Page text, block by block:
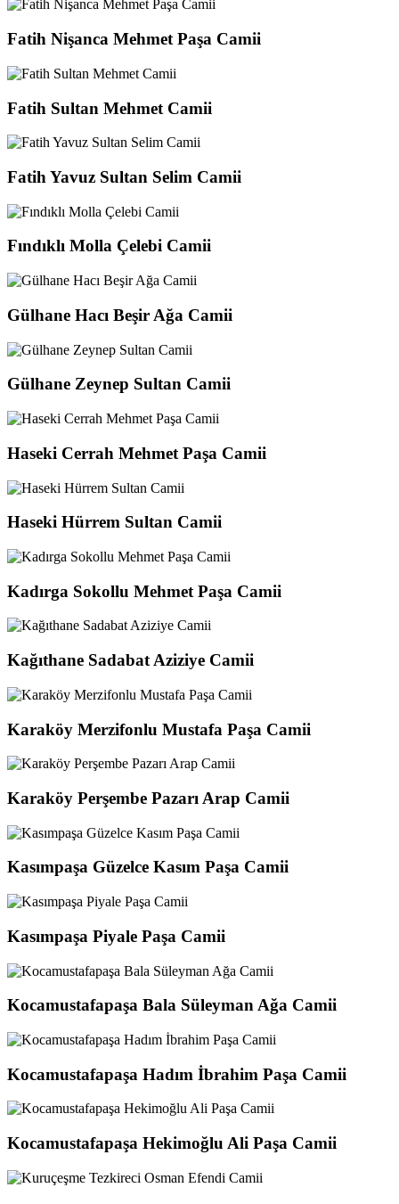
Fatih Nişanca Mehmet Paşa Camii
Fatih Sultan Mehmet Camii
Fatih Yavuz Sultan Selim Camii
Fındıklı Molla Çelebi Camii
Gülhane Hacı Beşir Ağa Camii
Gülhane Zeynep Sultan Camii
Haseki Cerrah Mehmet Paşa Camii
Haseki Hürrem Sultan Camii
Kadırga Sokollu Mehmet Paşa Camii
Kağıthane Sadabat Aziziye Camii
Karaköy Merzifonlu Mustafa Paşa Camii
Karaköy Perşembe Pazarı Arap Camii
Kasımpaşa Güzelce Kasım Paşa Camii
Kasımpaşa Piyale Paşa Camii
Kocamustafapaşa Bala Süleyman Ağa Camii
Kocamustafapaşa Hadım İbrahim Paşa Camii
Kocamustafapaşa Hekimoğlu Ali Paşa Camii